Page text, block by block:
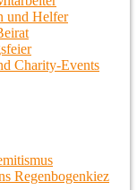
und Helfer
Charity-Events
Regenbogenkiez